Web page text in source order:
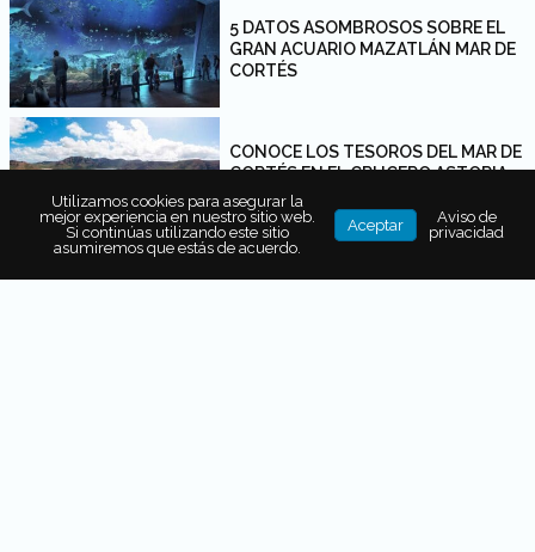
5 DATOS ASOMBROSOS SOBRE EL
GRAN ACUARIO MAZATLÁN MAR DE
CORTÉS
CONOCE LOS TESOROS DEL MAR DE
CORTÉS EN EL CRUCERO ASTORIA
6 EXPERIENCIAS GOURMET Y DE
Utilizamos cookies para asegurar la
mejor experiencia en nuestro sitio web.
Si continúas utilizando este sitio
asumiremos que estás de acuerdo.
Aceptar
Aviso de
privacidad